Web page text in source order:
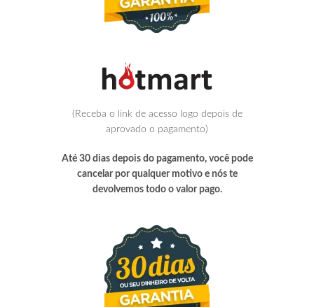
(Receba o link de acesso logo depois de
aprovado o pagamento)
Até 30 dias depois do pagamento, você pode
cancelar por qualquer motivo e nós te
devolvemos todo o valor pago.